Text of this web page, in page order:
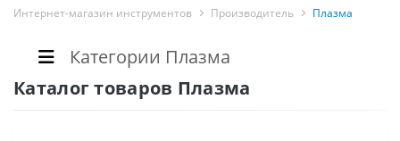
Интернет-магазин инструментов Производитель Плазма
Категории Плазма
Каталог товаров Плазма